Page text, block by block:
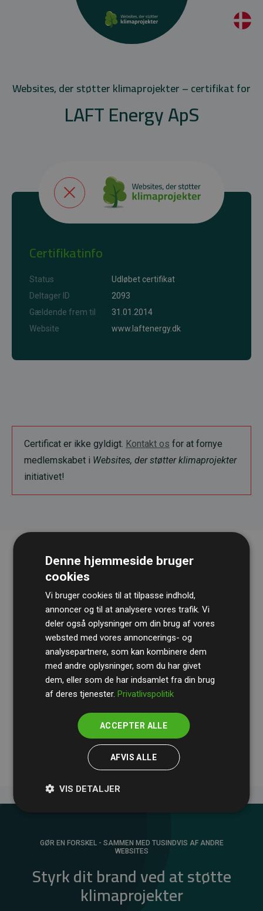
Websites, der støtter klimaprojekter – certifikat for
LAFT Energy ApS
Certifikatinfo
Status
Udløbet certifikat
Deltager ID
2093
Gældende frem til
31.01.2014
Website
www.laftenergy.dk
Certificat er ikke gyldigt. Kontakt os for at fornye
medlemskabet i Websites, der støtter klimaprojekter
initiativet!
RevisionshusetBDOgennemgår løbende vores
beregninger og metode for at sikre gennemsigtighed
og pålidelighed.
Deres revision dokumenterer, at vores investeringer i
medlemmernes websites estimerede CO₂-
GØR EN FORSKEL - SAMMEN MED TUSINDVIS AF ANDRE
WEBSITES
Styrk dit brand ved at støtte
klimaprojekter
Denne hjemmeside bruger
cookies
Vi bruger cookies til at tilpasse indhold,
annoncer og til at analysere vores trafik. Vi
deler også oplysninger om din brug af vores
websted med vores annoncerings- og
analysepartnere, som kan kombinere dem
med andre oplysninger, som du har givet
dem, eller som de har indsamlet fra din brug
af deres tjenester.Privatlivspolitik
ACCEPTER ALLE
AFVIS ALLE
VIS DETALJER